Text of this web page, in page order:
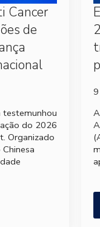
Cancer
de
testemunhou
do 2026
Organizado